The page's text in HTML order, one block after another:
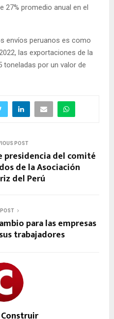
27% promedio anual en el
envíos peruanos es como
las exportaciones de la
toneladas por un valor de
POST
presidencia del comité
de la Asociación
del Perú
POST
para las empresas
trabajadores